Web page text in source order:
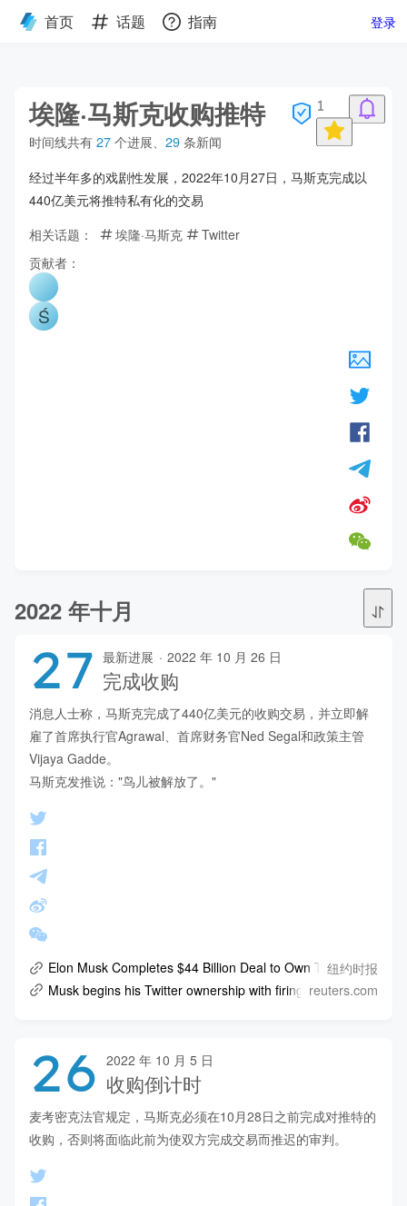
首页 话题 指南 登录
1
埃隆·马斯克收购推特
时间线共有27个进展 29条新闻
经过半年多的戏剧性发展，2022年10月27日，马斯克完成以
440亿美元将推特私有化的交易
相关话题：
埃隆·马斯克
Twitter
贡献者：
Ś
2022 年十月
27 最新进展 · 2022 年 10 月 26 日
完成收购
消息人士称，马斯克完成了440亿美元的收购交易，并立即解
雇了首席执行官Agrawal、首席财务官Ned Segal和政策主管
Vijaya Gadde。
马斯克发推说："鸟儿被解放了。"
Elon Musk Completes $44 Billion Deal to Own Twitter纽约时报
Musk begins his Twitter ownership with firings, declares the
reuters.com
26 2022 年 10 月 5 日
收购倒计时
麦考密克法官规定，马斯克必须在10月28日之前完成对推特的
收购，否则将面临此前为使双方完成交易而推迟的审判。